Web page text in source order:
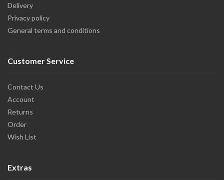
Delivery
Privacy policy
General terms and conditions
Customer Service
Contact Us
Account
Returns
Order
Wish List
Extras